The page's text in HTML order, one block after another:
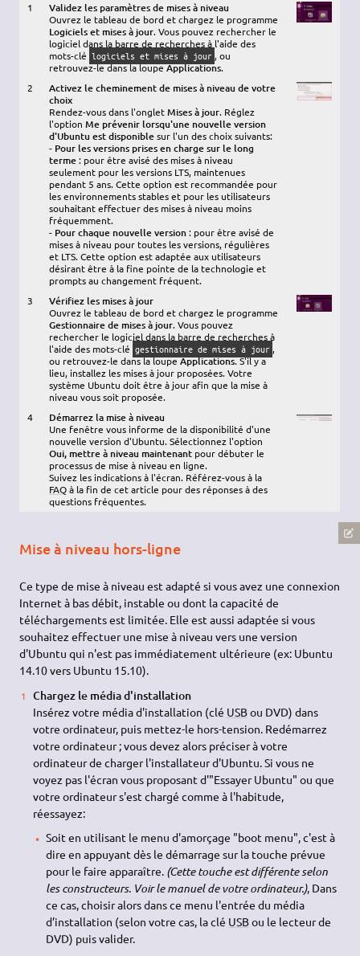
1 Validez les paramètres de mises à niveau
Ouvrez le tableau de bord et chargez le programme
Logiciels et mises à jour. Vous pouvez rechercher le
logiciel dans la barre de recherches à l'aide des
mots-clé logiciels et mises à jour , ou
retrouvez-le dans la loupeApplications.
2
Activez le cheminement de mises à niveau de votre
choix
Rendez-vous dans l'ongletMises à jour. Réglez
l'optionMe prévenir lorsqu'une nouvelle version
d'Ubuntu est disponiblesur l'un des choix suivants:
- Pour les versions prises en charge sur le long
terme: pour être avisé des mises à niveau
seulement pour les versions LTS, maintenues
pendant 5 ans. Cette option est recommandée pour
les environnements stables et pour les utilisateurs
souhaitant effectuer des mises à niveau moins
fréquemment.
- Pour chaque nouvelle version: pour être avisé de
mises à niveau pour toutes les versions, régulières
et LTS. Cette option est adaptée aux utilisateurs
désirant être à la fine pointe de la technologie et
prompts au changement fréquent.
3
Vérifiez les mises à jour
Ouvrez le tableau de bord et chargez le programme
Gestionnaire de mises à jour. Vous pouvez
rechercher le logiciel dans la barre de recherches à
l'aide des mots-clé gestionnaire de mises à jour ,
ou retrouvez-le dans la loupeApplications. S'il y a
lieu, installez les mises à jour proposées. Votre
système Ubuntu doit être à jour afin que la mise à
niveau vous soit proposée.
4
Démarrez la mise à niveau
Une fenêtre vous informe de la disponibilité d'une
nouvelle version d'Ubuntu. Sélectionnez l'option
Oui, mettre à niveau maintenant pour débuter le
processus de mise à niveau en ligne.
Suivez les indications à l'écran. Référez-vous à la
FAQà la fin de cet article pour des réponses à des
questions fréquentes.
Mise à niveau hors-ligne
Ce type de mise à niveau est adapté si vous avez une connexion
Internet à bas débit, instable ou dont la capacité de
téléchargements est limitée. Elle est aussi adaptée si vous
souhaitez effectuer une mise à niveau vers une version
d'Ubuntu qui n'est pas immédiatement ultérieure (ex: Ubuntu
14.10 vers Ubuntu 15.10).
Chargez le média d'installation
Insérez votre média d'installation (clé USBou DVD) dans
votre ordinateur, puis mettez-le hors-tension. Redémarrez
votre ordinateur ; vous devez alors préciser à votre
ordinateur de charger l'installateur d'Ubuntu. Si vous ne
voyez pas l'écran vous proposant d'"Essayer Ubuntu" ou que
votre ordinateur s'est chargé comme à l'habitude,
réessayez:
Soit en utilisant le menu d'amorçage "boot menu", c'est à
dire en appuyant dès le démarrage sur la touche prévue
pour le faire apparaître. (Cette touche est différente selon
les constructeurs. Voir le manuel de votre ordinateur.), Dans
ce cas, choisir alors dans ce menu l'entrée du média
d’installation (selon votre cas, la clé USBou le lecteur de
DVD) puis valider.